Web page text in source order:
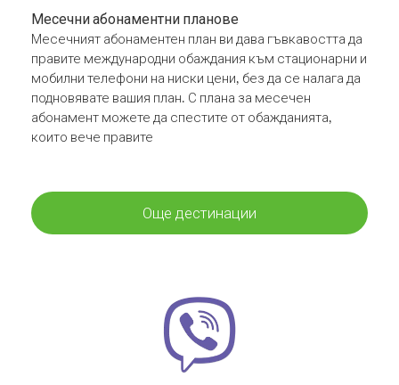
Месечни абонаментни планове
Месечният абонаментен план ви дава гъвкавостта да
правите международни обаждания към стационарни и
мобилни телефони на ниски цени, без да се налага да
подновявате вашия план. С плана за месечен
абонамент можете да спестите от обажданията,
които вече правите
Още дестинации